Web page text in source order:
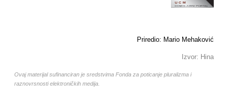
Priredio: Mario Mehaković
Izvor: Hina
Ovaj materijal sufinanciran je sredstvima Fonda za poticanje pluralizma i
raznovrsnosti elektroničkih medija.